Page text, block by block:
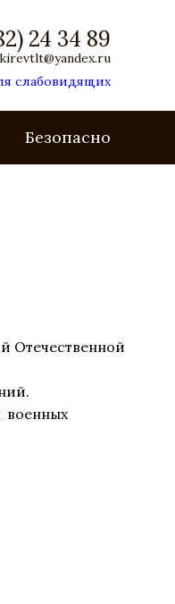
24 34 89
слабовидящих
Безопасность
Отечественной
военных